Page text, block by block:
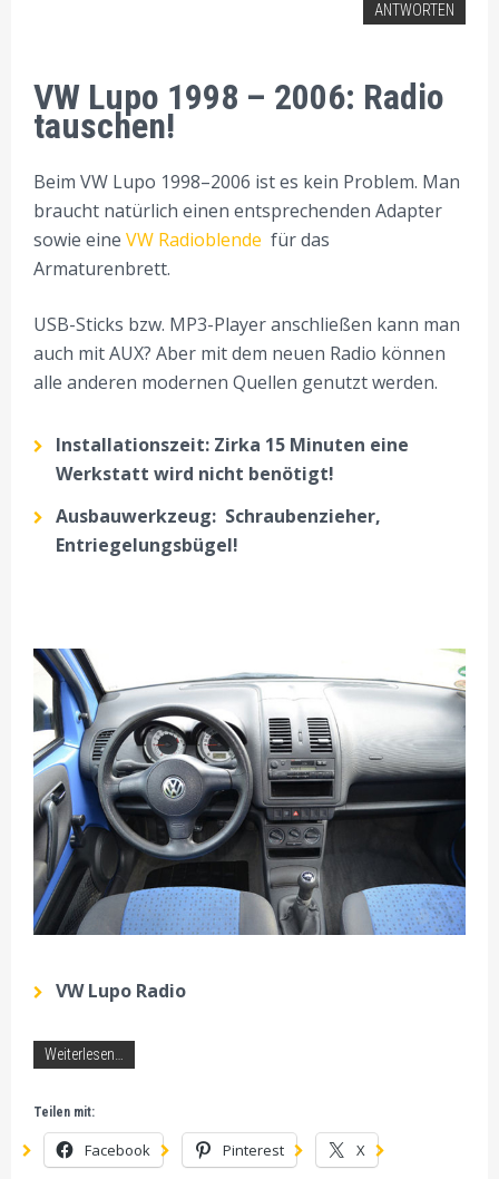
ANTWORTEN
VW Lupo 1998 – 2006: Radio
tauschen!
Beim VW Lupo 1998–2006 ist es kein Problem. Man
braucht natürlich einen entsprechenden Adapter
sowie eine VW Radioblende für das
Armaturenbrett.
USB-Sticks bzw. MP3-Player anschließen kann man
auch mit AUX? Aber mit dem neuen Radio können
alle anderen modernen Quellen genutzt werden.
Installationszeit: Zirka 15 Minuten eine
Werkstatt wird nicht benötigt!
Ausbauwerkzeug: Schraubenzieher,
Entriegelungsbügel!
VW Lupo Radio
Weiterlesen…
Teilen mit:
Facebook Pinterest X